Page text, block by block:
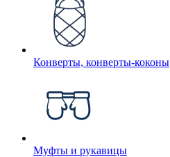
Конверты, конверты-коконы
Муфты и рукавицы